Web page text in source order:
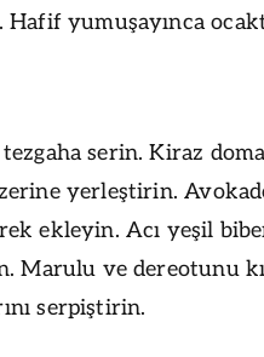
Hafif yumuşayınca
tezgaha serin. Kiraz
yerleştirin.
ekleyin. Acı yeşil
Marulu ve dereotunu
serpiştirin.